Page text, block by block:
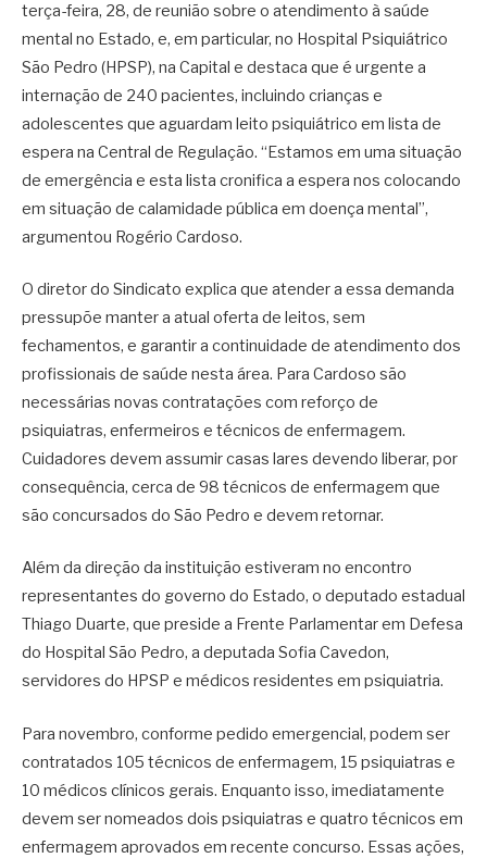
terça-feira, 28, de reunião sobre o atendimento à saúde
mental no Estado, e, em particular, no Hospital Psiquiátrico
São Pedro (HPSP), na Capital e destaca que é urgente a
internação de 240 pacientes, incluindo crianças e
adolescentes que aguardam leito psiquiátrico em lista de
espera na Central de Regulação. “Estamos em uma situação
de emergência e esta lista cronifica a espera nos colocando
em situação de calamidade pública em doença mental”,
argumentou Rogério Cardoso.
O diretor do Sindicato explica que atender a essa demanda
pressupõe manter a atual oferta de leitos, sem
fechamentos, e garantir a continuidade de atendimento dos
profissionais de saúde nesta área. Para Cardoso são
necessárias novas contratações com reforço de
psiquiatras, enfermeiros e técnicos de enfermagem.
Cuidadores devem assumir casas lares devendo liberar, por
consequência, cerca de 98 técnicos de enfermagem que
são concursados do São Pedro e devem retornar.
Além da direção da instituição estiveram no encontro
representantes do governo do Estado, o deputado estadual
Thiago Duarte, que preside a Frente Parlamentar em Defesa
do Hospital São Pedro, a deputada Sofia Cavedon,
servidores do HPSP e médicos residentes em psiquiatria.
Para novembro, conforme pedido emergencial, podem ser
contratados 105 técnicos de enfermagem, 15 psiquiatras e
10 médicos clínicos gerais. Enquanto isso, imediatamente
devem ser nomeados dois psiquiatras e quatro técnicos em
enfermagem aprovados em recente concurso. Essas ações,